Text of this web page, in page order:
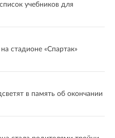
учебников для
стадионе «Спартак»
в память об окончании